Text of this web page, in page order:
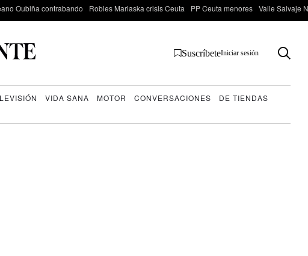
Oubiña contrabando Robles Marlaska crisis Ceuta PP Ceuta menores Valle Salvaje
SuscríbeteIniciar sesión
VIDA SANA MOTOR CONVERSACIONES
DE TIENDAS